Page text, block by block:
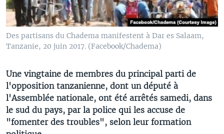
Des partisans du Chadema manifestent à Dar es Salaam,
Tanzanie, 20 juin 2017. (Facebook/Chadema)
Une vingtaine de membres du principal parti de
l'opposition tanzanienne, dont un député à
l'Assemblée nationale, ont été arrêtés samedi, dans
le sud du pays, par la police qui les accuse de
"fomenter des troubles", selon leur formation